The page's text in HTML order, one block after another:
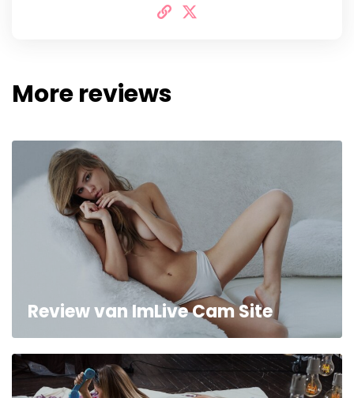
More reviews
Review van ImLive Cam Site